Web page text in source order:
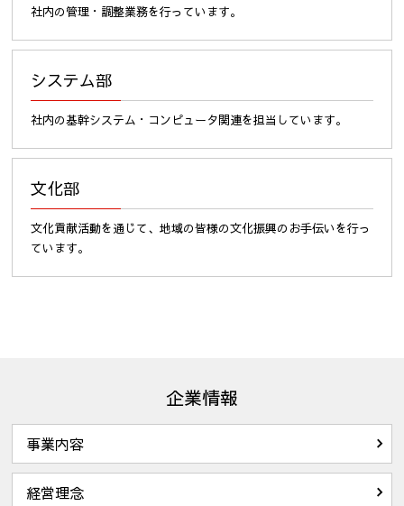
社内の管理・調整業務を行っています。
システム部
社内の基幹システム・コンピュータ関連を担当しています。
文化部
文化貢献活動を通じて、地域の皆様の文化振興のお手伝いを行っ
ています。
企業情報
事業内容
経営理念